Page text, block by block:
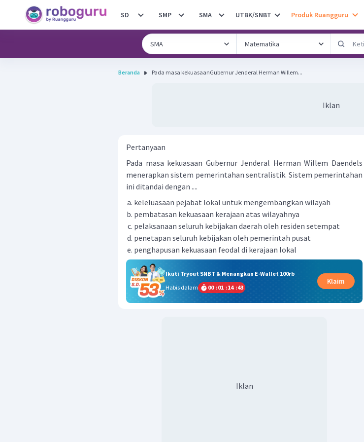
SD SMP SMA UTBK/SNBT Produk Ruangguru
Beranda Pada masa kekuasaanGubernur Jenderal Herman Willem...
Iklan
Pertanyaan
Pada masa kekuasaan Gubernur Jenderal Herman Willem Daendels
menerapkan sistem pemerintahan sentralistik. Sistem pemerintahan
ini ditandai dengan ....
keleluasaan pejabat lokal untuk mengembangkan wilayah
pembatasan kekuasaan kerajaan atas wilayahnya
pelaksanaan seluruh kebijakan daerah oleh residen setempat
penetapan seluruh kebijakan oleh pemerintah pusat
penghapusan kekuasaan feodal di kerajaan lokal
Ikuti Tryout SNBT & Menangkan E-Wallet 100rb
Habis dalam
00 :01 :14 :42
Klaim
Iklan